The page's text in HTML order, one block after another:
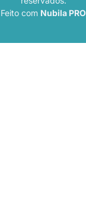
Feito com Nubila PRO